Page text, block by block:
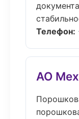
Телефон:
АО